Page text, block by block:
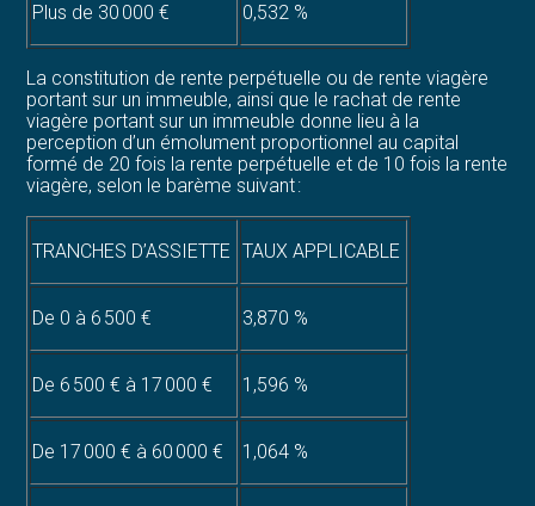
Plus de 30 000 € 0,532 %
La constitution de rente perpétuelle ou de rente viagère
portant sur un immeuble, ainsi que le rachat de rente
viagère portant sur un immeuble donne lieu à la
perception d’un émolument proportionnel au capital
formé de 20 fois la rente perpétuelle et de 10 fois la rente
viagère, selon le barème suivant :
TRANCHES D’ASSIETTE TAUX APPLICABLE
De 0 à 6 500 € 3,870 %
De 6 500 € à 17 000 € 1,596 %
De 17 000 € à 60 000 € 1,064 %